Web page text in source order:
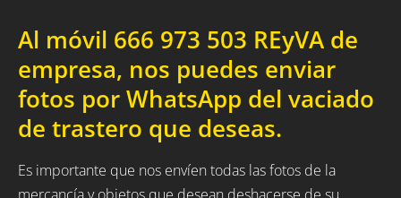
Al móvil 666 973 503 REyVA de
empresa, nos puedes enviar
fotos por WhatsApp del vaciado
de trastero que deseas.
Es importante que nos envíen todas las fotos de la